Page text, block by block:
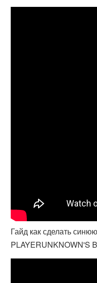
Гайд как сделать
PLAYERUNKNOWN'S